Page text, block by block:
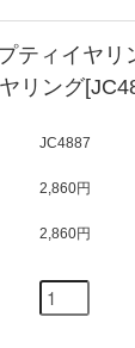
ティイヤリ
リング
JC4887
2,860円
2,860円